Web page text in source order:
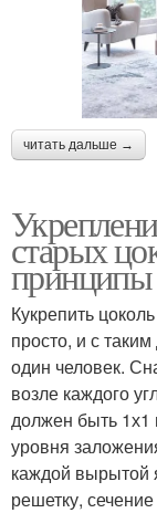
читать дальше →
старых
Кукрепить
просто, и с
один человек.
возле каждого
должен быть
уровня
каждой
решетку,